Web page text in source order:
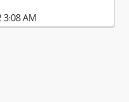
zavřeno...
AM